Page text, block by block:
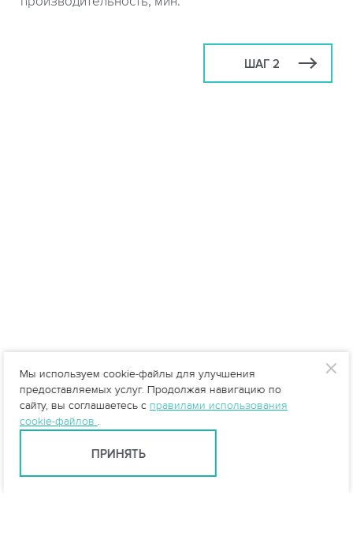
ШАГ 2
Мы используем cookie-файлы для улучшения
предоставляемых услуг. Продолжая навигацию по
сайту, вы соглашаетесь с правилами использования
cookie-файлов .
ПРИНЯТЬ